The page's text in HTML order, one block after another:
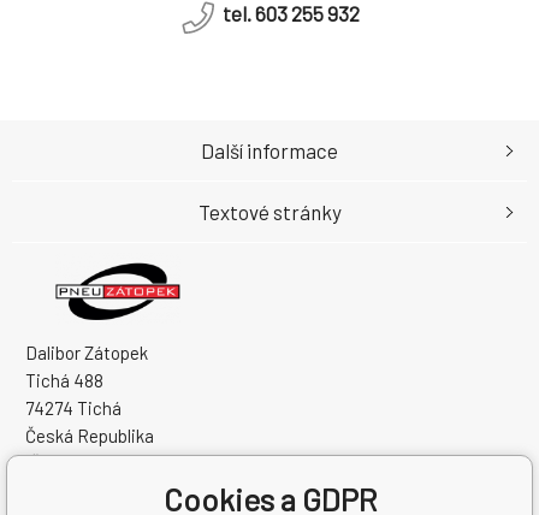
tel. 603 255 932
Dalibor Zátopek
Tichá 488
74274 Tichá
Česká Republika
IČO: 63724383
DIČ: CZ7504094994
Další informace
Textové stránky
Cookies a GDPR